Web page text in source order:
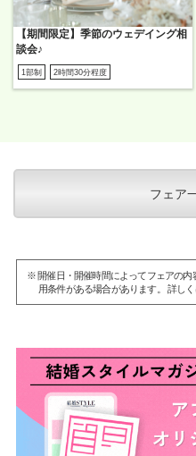
【期間限定】季節のウェデイング相
談会♪
1部制 2時間30分程度
フェア
※ 開催日・開催時間によってフェアの内
用条件がある場合があります。 詳し